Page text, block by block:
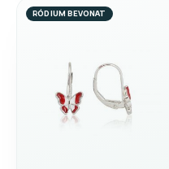
RÓDIUM BEVONAT